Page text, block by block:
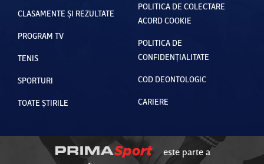
CLASAMENTE ȘI REZULTATE
PROGRAM TV
TENIS
SPORTURI
TOATE ȘTIRILE
POLITICA DE COLECTARE
ACORD COOKIE
POLITICA DE
CONFIDENȚIALITATE
COD DEONTOLOGIC
CARIERE
este parte a